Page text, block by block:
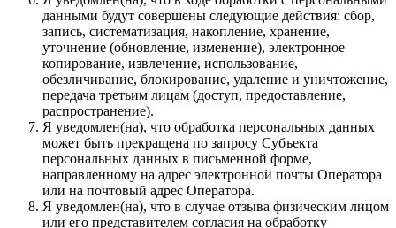
данными будут совершены следующие действия: сбор,
запись, систематизация, накопление, хранение,
уточнение (обновление, изменение), электронное
копирование, извлечение, использование,
обезличивание, блокирование, удаление и уничтожение,
передача третьим лицам (доступ, предоставление,
распространение).
Я уведомлен(на), что обработка персональных данных
может быть прекращена по запросу Субъекта
персональных данных в письменной форме,
направленному на адрес электронной почты Оператора
или на почтовый адрес Оператора.
Я уведомлен(на), что в случае отзыва физическим лицом
или его представителем согласия на обработку